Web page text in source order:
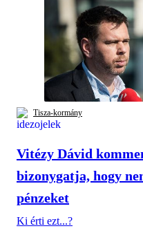
Tisza-kormány
Vitézy Dávid
bizonygatja, hogy
pénzeket
Ki érti ezt...?